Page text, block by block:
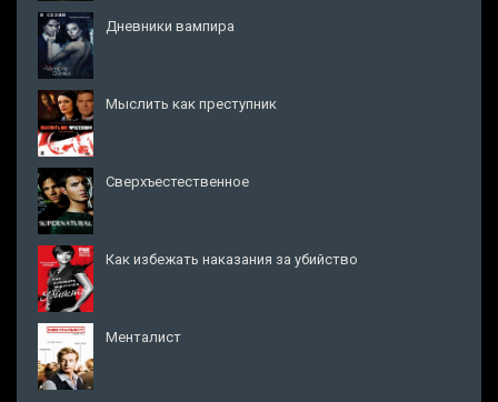
Дневники вампира
Мыслить как преступник
Сверхъестественное
Как избежать наказания за убийство
Менталист